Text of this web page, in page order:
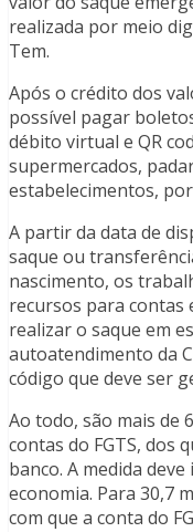
realizada por meio
Tem.
Após o crédito dos
possível pagar
débito virtual e QR
supermercados,
estabelecimentos,
A partir da data de
saque ou
nascimento, os
recursos para contas
realizar o saque em
autoatendimento da
código que deve ser
Ao todo, são mais de
contas do FGTS, dos
banco. A medida
economia. Para 30,7
com que a conta do